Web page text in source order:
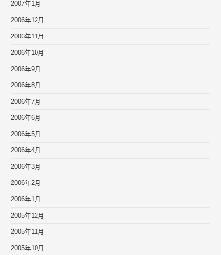
2007年1月
2006年12月
2006年11月
2006年10月
2006年9月
2006年8月
2006年7月
2006年6月
2006年5月
2006年4月
2006年3月
2006年2月
2006年1月
2005年12月
2005年11月
2005年10月